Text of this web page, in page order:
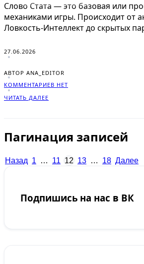
Слово Стата — это базовая или
механиками игры. Происходит от
Ловкость-Интеллект до скрытых
27.06.2026
АВТОР ANA_EDITOR
КОММЕНТАРИЕВ НЕТ
ЧИТАТЬ ДАЛЕЕ
Пагинация записей
Назад 1 … 11 12 13 … 18 Далее
Подпишись на нас в ВК